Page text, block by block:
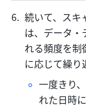
続いて、スキ
は、データ・
れる頻度を制
に応じて繰り
一度きり
れた日時